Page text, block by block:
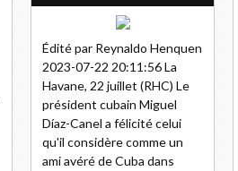
Édité par Reynaldo Henquen
2023-07-22 20:11:56 La
Havane, 22 juillet (RHC) Le
président cubain Miguel
Díaz-Canel a félicité celui
qu'il considère comme un
ami avéré de Cuba dans